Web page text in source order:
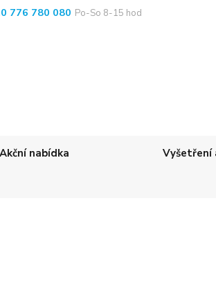
776 780 080 Po-So 8-15 hod
Akční nabídka Vyšetření